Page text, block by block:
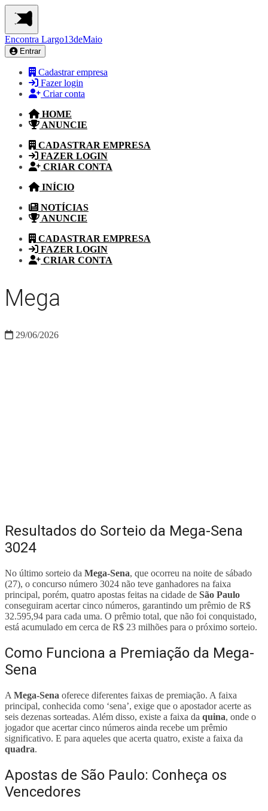
Encontra Largo13deMaio
Entrar
Cadastrar empresa
Fazer login
Criar conta
HOME
ANUNCIE
CADASTRAR EMPRESA
FAZER LOGIN
CRIAR CONTA
INÍCIO
NOTÍCIAS
ANUNCIE
CADASTRAR EMPRESA
FAZER LOGIN
CRIAR CONTA
Mega
29/06/2026
Resultados do Sorteio da Mega-Sena
3024
No último sorteio da Mega-Sena, que ocorreu na noite de sábado
(27), o concurso número 3024 não teve ganhadores na faixa
principal, porém, quatro apostas feitas na cidade de São Paulo
conseguiram acertar cinco números, garantindo um prêmio de R$
32.595,94 para cada uma. O prêmio total, que não foi conquistado,
está acumulado em cerca de R$ 23 milhões para o próximo sorteio.
Como Funciona a Premiação da Mega-
Sena
A Mega-Sena oferece diferentes faixas de premiação. A faixa
principal, conhecida como ‘sena’, exige que o apostador acerte as
seis dezenas sorteadas. Além disso, existe a faixa da quina, onde o
jogador que acertar cinco números ainda recebe um prêmio
significativo. E para aqueles que acerta quatro, existe a faixa da
quadra.
Apostas de São Paulo: Conheça os
Vencedores